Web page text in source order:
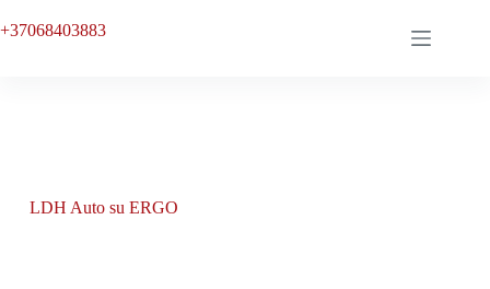
to
+37068403883
LDH Auto su ERGO